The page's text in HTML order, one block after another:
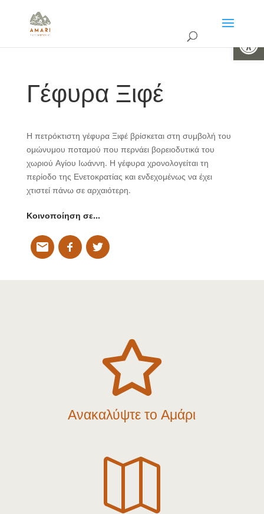
Γέφυρα Ξιφέ
Η πετρόκτιστη γέφυρα Ξιφέ βρίσκεται στη συμβολή του
ομώνυμου ποταμού που περνάει βορειοδυτικά του
χωριού Αγίου Ιωάννη. Η γέφυρα χρονολογείται τη
περίοδο της Ενετοκρατίας και ενδεχομένως να έχει
χτιστεί πάνω σε αρχαιότερη.
Κοινοποίηση σε…

Ανακαλύψτε το Αμάρι
